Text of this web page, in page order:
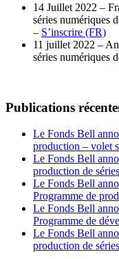
14 Juillet 2022 –
séries numériques
– S’inscrire (FR)
11 juillet 2022 –
séries numériques
Publications
Le Fonds Bell
production – volet
Le Fonds Bell
production de
Le Fonds Bell
Programme de
Le Fonds Bell
Programme de
Le Fonds Bell
production de